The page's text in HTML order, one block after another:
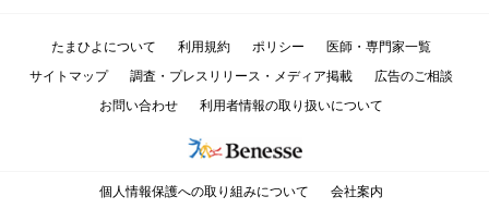
たまひよについて 利用規約 ポリシー
医師・専門家一覧
サイトマップ
調査・プレスリリース・メディア掲載
広告のご相談
お問い合わせ
利用者情報の取り扱いについて
個人情報保護への取り組みについて 会社案内